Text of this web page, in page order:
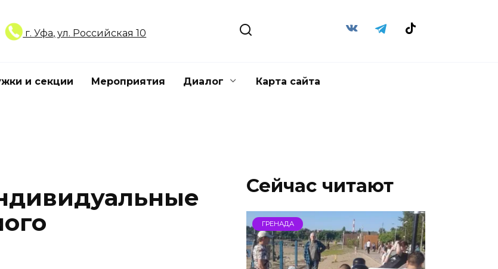
г. Уфа, ул. Российская 10
и секции Мероприятия Диалог Карта сайта
Сейчас читают
ГРЕНАДА